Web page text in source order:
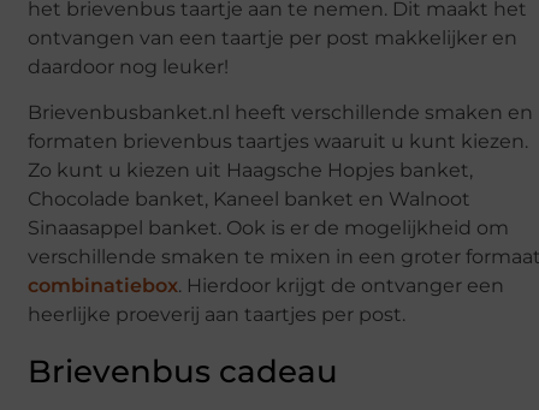
het brievenbus taartje aan te nemen. Dit maakt het
ontvangen van een taartje per post makkelijker en
daardoor nog leuker!
Brievenbusbanket.nl heeft verschillende smaken en
formaten brievenbus taartjes waaruit u kunt kiezen.
Zo kunt u kiezen uit Haagsche Hopjes banket,
Chocolade banket, Kaneel banket en Walnoot
Sinaasappel banket. Ook is er de mogelijkheid om
verschillende smaken te mixen in een groter
combinatiebox. Hierdoor krijgt de ontvanger een
heerlijke proeverij aan taartjes per post.
Brievenbus cadeau